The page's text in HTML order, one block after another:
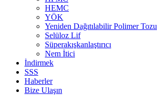
HEMC
YÖK
Yeniden Dağıtılabilir Polimer Tozu
Selüloz Lif
Süperakışkanlaştırıcı
Nem İtici
İndirmek
SSS
Haberler
Bize Ulaşın